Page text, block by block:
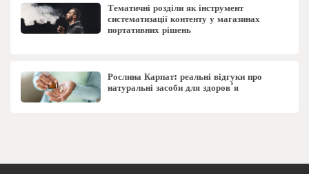
Тематичні розділи як інструмент
систематизації контенту у магазинах
портативних рішень
Рослина Карпат: реальні відгуки про
натуральні засоби для здоров’я